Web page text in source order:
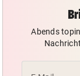
Abends